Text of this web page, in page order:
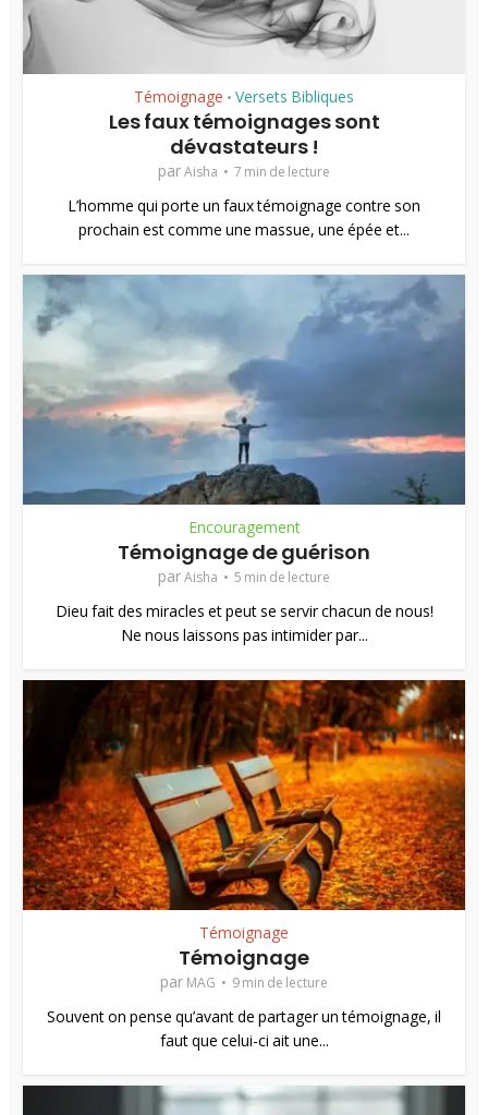
Témoignage • Versets Bibliques
Les faux témoignages sont
dévastateurs !
parAisha 7 min de lecture
L’homme qui porte un faux témoignage contre son
prochain est comme une massue, une épée et...
Encouragement
Témoignage de guérison
parAisha 5 min de lecture
Dieu fait des miracles et peut se servir chacun de nous!
Ne nous laissons pas intimider par...
Témoignage
Témoignage
par MAG 9 min de lecture
Souvent on pense qu’avant de partager un témoignage, il
faut que celui-ci ait une...